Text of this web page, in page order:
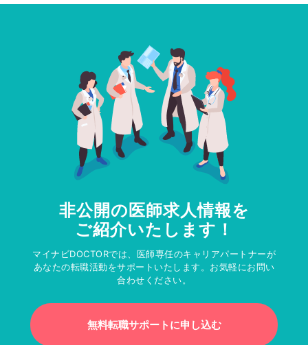
非公開の医師求人情報を
ご紹介いたします！
マイナビDOCTORでは、医師専任のキャリアパートナーが
あなたの転職活動をサポートいたします。お気軽にお問い
合わせください。
無料転職サポートに申し込む